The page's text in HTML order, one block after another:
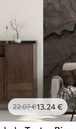
22.07€13 .24€